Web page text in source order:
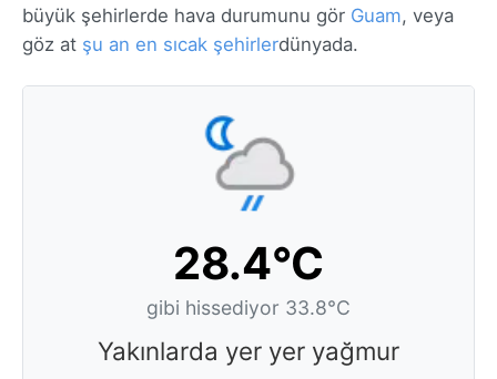
büyük şehirlerde hava durumunu gör Guam, veya
göz at şu an en sıcak şehirlerdünyada.
28.4°C
gibi hissediyor 33.8°C
Yakınlarda yer yer yağmur